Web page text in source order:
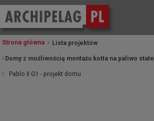
Strona główna Lista projektów
Domy z możliwością montażu kotła na paliwo stałe
Pablo II G1 - projekt domu